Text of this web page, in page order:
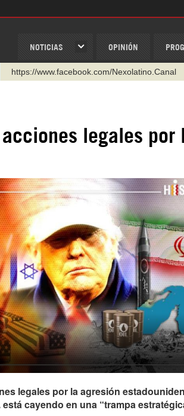
NOTICIAS OPINIÓN
https://www.facebook.com/Nexolatino.Canal
https://t.me/hispantvcanal
https://urmedium.com/c/hispantv
Instagram como: hispan_tv
acciones legales por
legales por la agresión
cayendo en una “trampa